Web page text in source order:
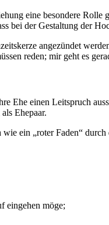
eine besondere
bei der Gestaltung der
angezün­det
reden; mir geht es
Ehe einen Leitspruch
Ehepaar.
ein „roter Faden“
eingehen möge;